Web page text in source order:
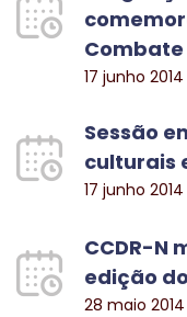
Combate
17 junho
Sessão
culturais
17 junho
CCDR-N
edição
28 maio